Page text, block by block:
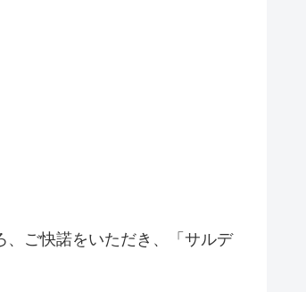
、ご快諾をいただき、「サルデ